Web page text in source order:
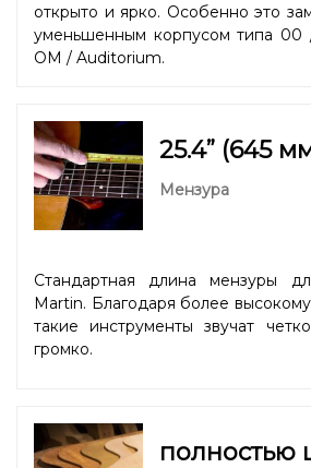
открыто и ярко. Особенно это
уменьшенным корпусом типа
OM / Auditorium.
25.4” (645
Мензура
Стандартная длина мензуры
Martin. Благодаря более
такие инструменты звучат
громко.
полностью